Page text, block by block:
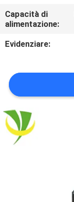
RICHIEDA
UNA
MAPPA
DEL
SITO
Capacità di
alimentazione:
Evidenziare: